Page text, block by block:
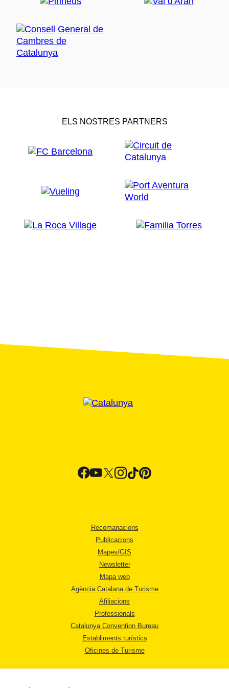
ELS NOSTRES PARTNERS
Recomanacions
Publicacions
Mapes/GIS
Newsletter
Mapa web
Agència Catalana de Turisme
Afiliacions
Professionals
Catalunya Convention Bureau
Establiments turístics
Oficines de Turisme